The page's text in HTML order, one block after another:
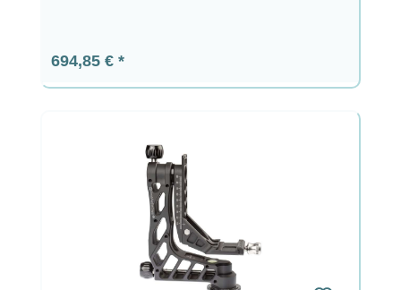
Prezzo normale:
694,85 €